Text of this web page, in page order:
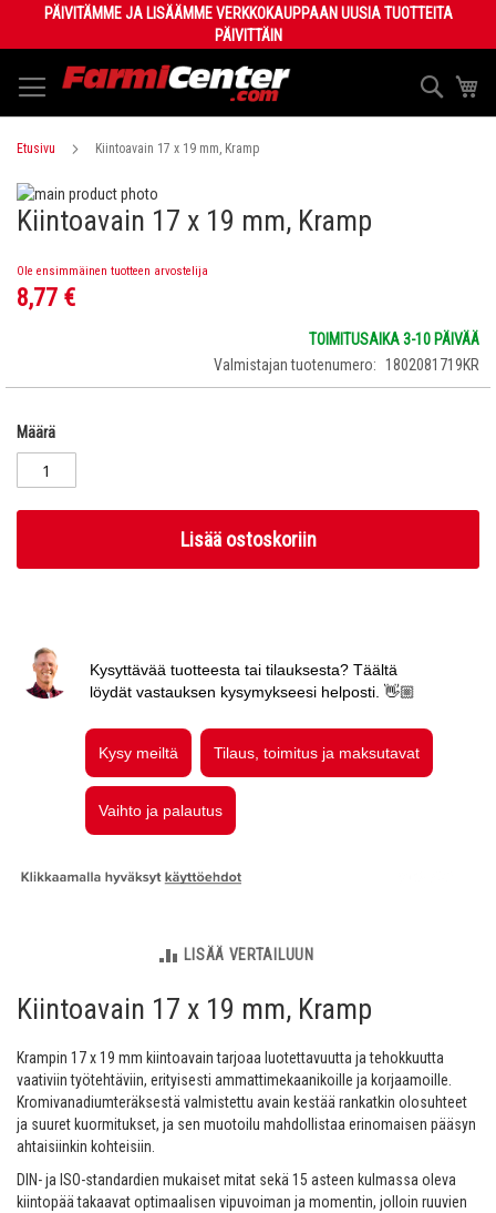
Content
PÄIVITÄMME JA LISÄÄMME VERKKOKAUPPAAN UUSIA TUOTTEITA
PÄIVITTÄIN
Haku
Etusivu Kiintoavain 17 x 19 mm, Kramp
Skip
to
the
Skip
of
Kiintoavain 17 x 19 mm, Kramp
Ole ensimmäinen tuotteen arvostelija
8,77 €
TOIMITUSAIKA 3-10 PÄIVÄÄ
Valmistajan tuotenumero
1802081719KR
Määrä
Lisää ostoskoriin
LISÄÄ VERTAILUUN
Kiintoavain 17 x 19 mm, Kramp
Krampin 17 x 19 mm kiintoavain tarjoaa luotettavuutta ja tehokkuutta
vaativiin työtehtäviin, erityisesti ammattimekaanikoille ja korjaamoille.
Kromivanadiumteräksestä valmistettu avain kestää rankatkin olosuhteet
ja suuret kuormitukset, ja sen muotoilu mahdollistaa erinomaisen pääsyn
ahtaisiinkin kohteisiin.
DIN- ja ISO-standardien mukaiset mitat sekä 15 asteen kulmassa oleva
kiintopää takaavat optimaalisen vipuvoiman ja momentin, jolloin ruuvien